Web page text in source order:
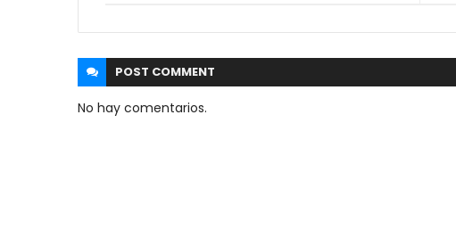
POST COMMENT
No hay comentarios.